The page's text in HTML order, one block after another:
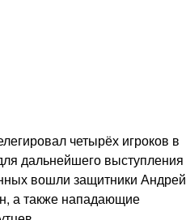
четырёх игроков в
дальнейшего выступления
вошли защитники Андрей
а также нападающие